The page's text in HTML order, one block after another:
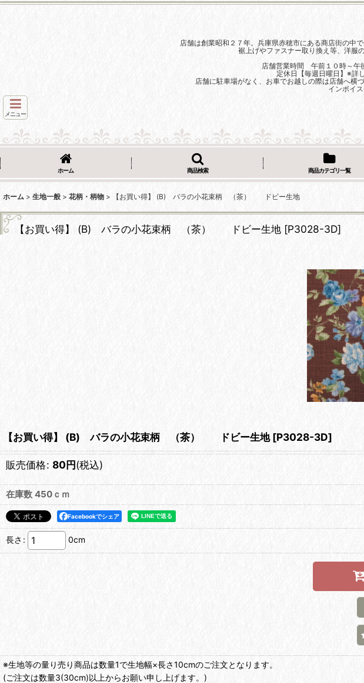
店舗は創業昭和２７年。兵庫県赤穂市にある商店街の中
裾上げやファスナー取り換え等、洋服
店舗営業時間 午前１０時～午
定休日【毎週日曜日】※詳
店舗に駐車場がなく、お車でお越しの際は店舗へ横
インボイ
メニュー
ホーム 商品検索 商品カテゴリ一覧
ホーム > 生地一般 > 花柄・柄物 > 【お買い得】 (B) バラの小花束柄 （茶） ドビー生地
【お買い得】 (B) バラの小花束柄 （茶） ドビー生地 [P3028-3D]
【お買い得】 (B) バラの小花束柄 （茶） ドビー生地 [P3028-3D]
販売価格: 80円(税込)
在庫数 450ｃｍ
Facebookでシェア
長さ : 0cm
※生地等の量り売り商品は数量1で生地幅×長さ10cmのご注文となります。
(ご注文は数量3(30cm)以上からお願い申し上げます。)